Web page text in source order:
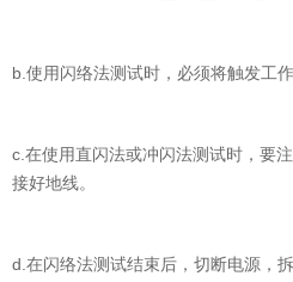
b.使用闪络法测试时，必须将触发工作
c.在使用直闪法或冲闪法测试时，要
接好地线。
d.在闪络法测试结束后，切断电源，